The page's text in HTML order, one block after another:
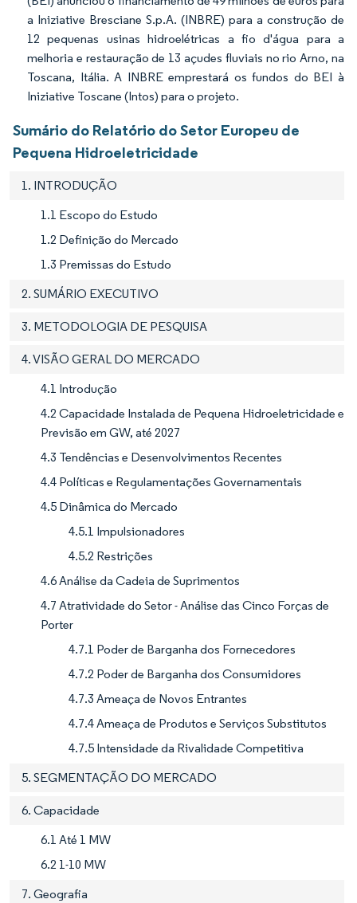
a Iniziative Bresciane S.p.A. (INBRE) para a construção de
12 pequenas usinas hidroelétricas a fio d'água para a
melhoria e restauração de 13 açudes fluviais no rio Arno, na
Toscana, Itália. A INBRE emprestará os fundos do BEI à
Iniziative Toscane (Intos) para o projeto.
Sumário do Relatório do Setor Europeu de
Pequena Hidroeletricidade
1. INTRODUÇÃO
1.1 Escopo do Estudo
1.2 Definição do Mercado
1.3 Premissas do Estudo
2. SUMÁRIO EXECUTIVO
3. METODOLOGIA DE PESQUISA
4. VISÃO GERAL DO MERCADO
4.1 Introdução
4.2 Capacidade Instalada de Pequena Hidroeletricidade e
Previsão em GW, até 2027
4.3 Tendências e Desenvolvimentos Recentes
4.4 Políticas e Regulamentações Governamentais
4.5 Dinâmica do Mercado
4.5.1 Impulsionadores
4.5.2 Restrições
4.6 Análise da Cadeia de Suprimentos
4.7 Atratividade do Setor - Análise das Cinco Forças de
Porter
4.7.1 Poder de Barganha dos Fornecedores
4.7.2 Poder de Barganha dos Consumidores
4.7.3 Ameaça de Novos Entrantes
4.7.4 Ameaça de Produtos e Serviços Substitutos
4.7.5 Intensidade da Rivalidade Competitiva
5. SEGMENTAÇÃO DO MERCADO
6. Capacidade
6.1 Até 1 MW
6.2 1-10 MW
7. Geografia